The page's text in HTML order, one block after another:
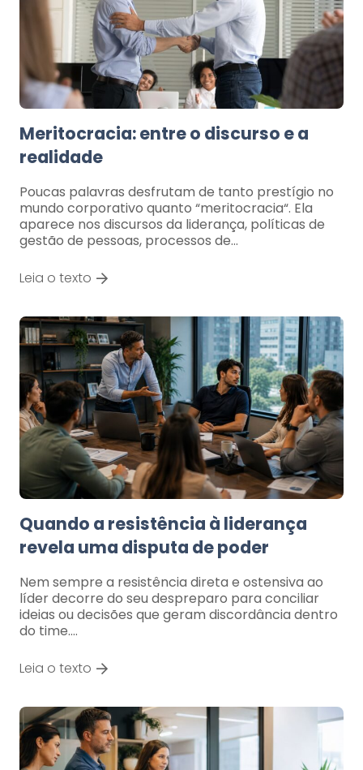
Meritocracia: entre o discurso e a
realidade
Poucas palavras desfrutam de tanto prestígio no
mundo corporativo quanto “meritocracia“. Ela
aparece nos discursos da liderança, políticas de
gestão de pessoas, processos de…
Leia o texto
Quando a resistência à liderança
revela uma disputa de poder
Nem sempre a resistência direta e ostensiva ao
líder decorre do seu despreparo para conciliar
ideias ou decisões que geram discordância dentro
do time.…
Leia o texto